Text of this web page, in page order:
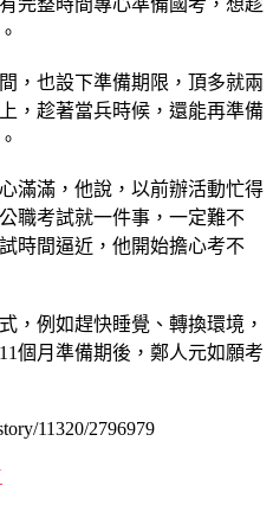
，也設下準備期限，頂多就兩
，趁著當兵時候，還能再準備
滿滿，他說，以前辦活動忙得
職考試就一件事，一定難不
時間逼近，他開始擔心考不
，例如趕快睡覺、轉換環境，
個月準備期後，鄭人元如願考
11320/2796979